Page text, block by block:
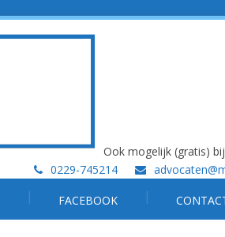
Ook mogelijk (gratis)
0229-745214
FACEBOOK